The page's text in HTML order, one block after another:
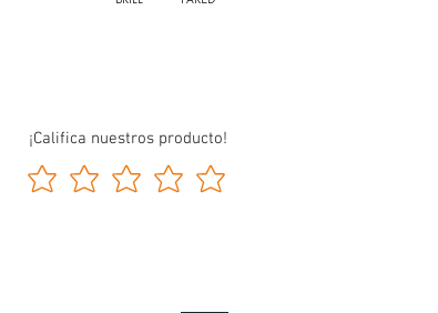
¡Califica nuestros producto!